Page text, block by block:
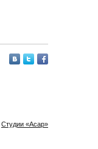
Студии «Асар»